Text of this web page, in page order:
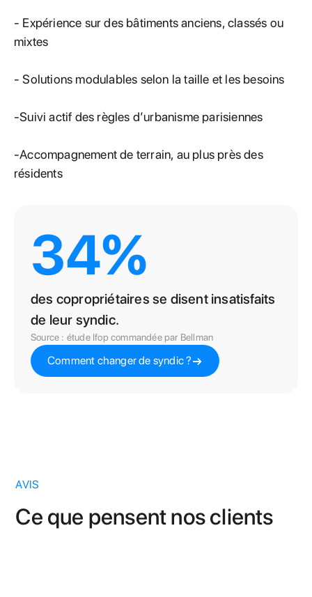
- Expérience sur des bâtiments anciens, classés ou
mixtes
- Solutions modulables selon la taille et les besoins
-Suivi actif des règles d’urbanisme parisiennes
-Accompagnement de terrain, au plus près des
résidents
34%
des copropriétaires se disent insatisfaits
de leur syndic.
Source : étude Ifop commandée par Bellman
Comment changer de syndic ?
AVIS
Ce que pensent nos clients